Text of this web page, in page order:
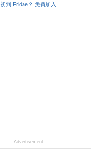
初到 Fridae？ 免費加入
Advertisement